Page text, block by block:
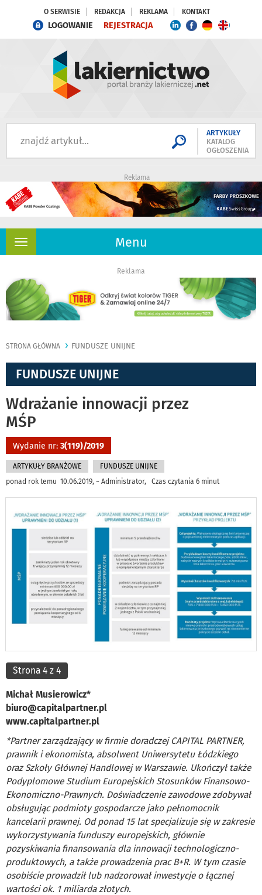
O SERWISIE REDAKCJA REKLAMA KONTAKT
LOGOWANIE REJESTRACJA
ARTYKUŁY
KATALOG
OGŁOSZENIA
Reklama
Menu
Rozwiń
Reklama
STRONA GŁÓWNA FUNDUSZE UNIJNE
FUNDUSZE UNIJNE
Wdrażanie innowacji przez
MŚP
Wydanie nr: 3(119)/2019
ARTYKUŁY BRANŻOWE
FUNDUSZE UNIJNE
ponad rok temu 10.06.2019, ~ Administrator, Czas czytania 6 minut
Strona 4 z 4
Michał Musierowicz*
biuro@capitalpartner.pl
www.capitalpartner.pl
*Partner zarządzający w firmie doradczej CAPITAL PARTNER,
prawnik i ekonomista, absolwent Uniwersytetu Łódzkiego
oraz Szkoły Głównej Handlowej w Warszawie. Ukończył także
Podyplomowe Studium Europejskich Stosunków Finansowo-
Ekonomiczno-Prawnych. Doświadczenie zawodowe zdobywał
obsługując podmioty gospodarcze jako pełnomocnik
kancelarii prawnej. Od ponad 15 lat specjalizuje się w zakresie
wykorzystywania funduszy europejskich, głównie
pozyskiwania finansowania dla innowacji technologiczno-
produktowych, a także prowadzenia prac B+R. W tym czasie
osobiście prowadził lub nadzorował inwestycje o łącznej
wartości ok. 1 miliarda złotych.